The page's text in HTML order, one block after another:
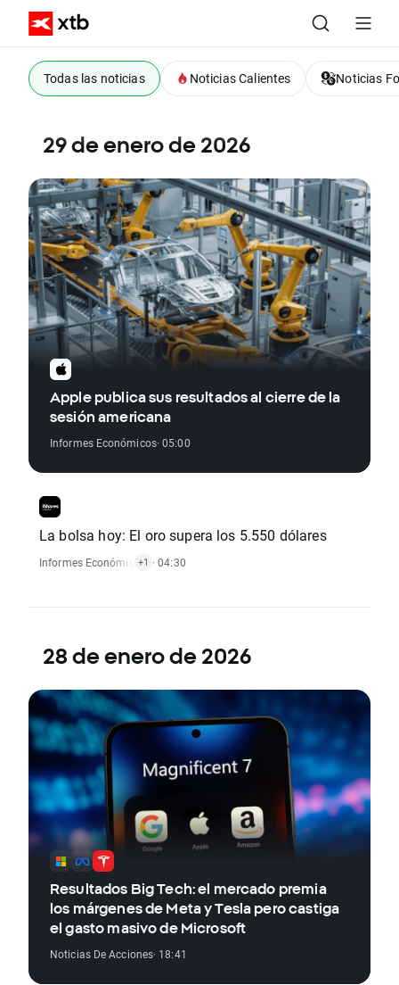
Todas las noticias Noticias Calientes Noticias
29 de enero de 2026
Apple publica sus resultados al cierre de la
sesión americana
Informes Económicos· 05:00
La bolsa hoy: El oro supera los 5.550 dólares
Informes Económicos, Noticias De ETF
+1 · 04:30
28 de enero de 2026
Resultados Big Tech: el mercado premia
los márgenes de Meta y Tesla pero castiga
el gasto masivo de Microsoft
Noticias De Acciones· 18:41